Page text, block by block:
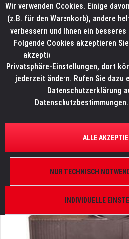
ÜBERSICHT ERSATZTEILE
ELATION 9900011084
Wir verwenden Cookies. Einige
(z.B. für den Warenkorb), andere
verbessern und Ihnen ein
Folgende Cookies akzeptieren
akzeptieren. Weitere
Privatsphäre-Einstellungen, dort
jederzeit ändern. Rufen Sie dazu
Datenschutzerklärung
Datenschutzbestimmungen.
INDIVIDUELLE
NUR TECHNISCH
ALLE